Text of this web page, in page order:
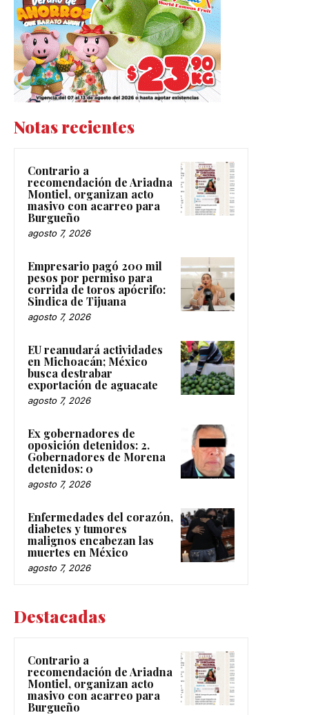
Notas recientes
Contrario a
recomendación de Ariadna
Montiel, organizan acto
masivo con acarreo para
Burgueño
agosto 7, 2026
Empresario pagó 200 mil
pesos por permiso para
corrida de toros apócrifo:
Sindica de Tijuana
agosto 7, 2026
EU reanudará actividades
en Michoacán; México
busca destrabar
exportación de aguacate
agosto 7, 2026
Ex gobernadores de
oposición detenidos: 2.
Gobernadores de Morena
detenidos: 0
agosto 7, 2026
Enfermedades del corazón,
diabetes y tumores
malignos encabezan las
muertes en México
agosto 7, 2026
Destacadas
Contrario a
recomendación de Ariadna
Montiel, organizan acto
masivo con acarreo para
Burgueño